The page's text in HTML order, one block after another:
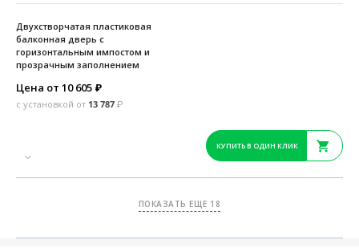
Двухстворчатая пластиковая
балконная дверь с
горизонтальным импостом и
прозрачным заполнением
Цена от 10 605 ₽
с установкой от 13 787 ₽
КУПИТЬ В ОДИН КЛИК
ПОКАЗАТЬ ЕЩЕ 18